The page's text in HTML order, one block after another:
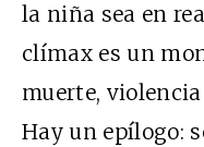
la niña sea en
clímax es un
muerte,
Hay un epílogo: